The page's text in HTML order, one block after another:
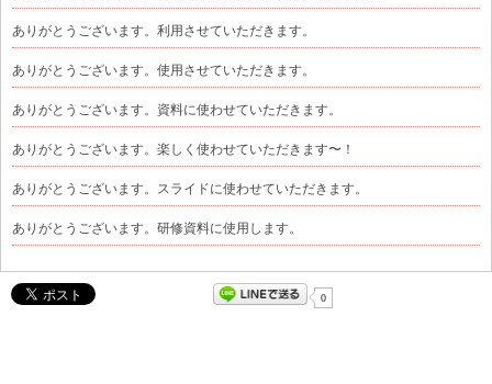
ありがとうございます。利用させていただきます。
ありがとうございます。使用させていただきます。
ありがとうございます。資料に使わせていただきます。
ありがとうございます。楽しく使わせていただきます〜！
ありがとうございます。スライドに使わせていただきます。
ありがとうございます。研修資料に使用します。
0